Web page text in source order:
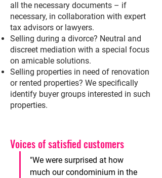
all the necessary documents – if
necessary, in collaboration with expert
tax advisors or lawyers.
Selling during a divorce? Neutral and
discreet mediation with a special focus
on amicable solutions.
Selling properties in need of renovation
or rented properties? We specifically
identify buyer groups interested in such
properties.
Voices of satisfiedcustomers
"We were surprised at how
much our condominium in the